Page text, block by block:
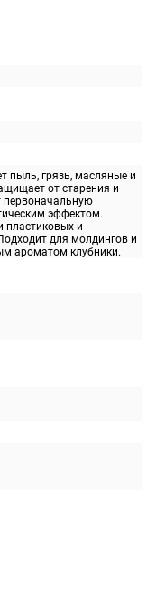
пыль, грязь, масляные и
от старения и
первоначальную
эффектом.
пластиковых и
для молдингов и
ароматом клубники.